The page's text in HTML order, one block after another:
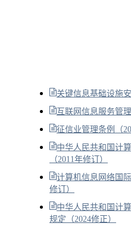
关键信息基础设施
互联网信息服务管
征信业管理条例（
中华人民共和国计
（2011年修订）
计算机信息网络国
修订）
中华人民共和国计
规定（2024修正）